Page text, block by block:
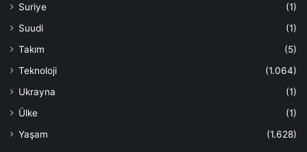
Suriye
(1)
Suudi
(1)
Takım
(5)
Teknoloji
(1.064)
Ukrayna
(1)
Ülke
(1)
Yaşam
(1.628)